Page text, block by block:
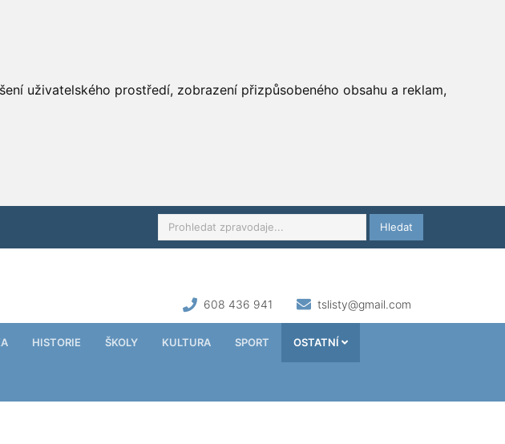
uživatelského prostředí, zobrazení přizpůsobeného obsahu a reklam,
Hledat
608 436 941 tslisty@gmail.com
HISTORIE ŠKOLY KULTURA SPORT OSTATNÍ